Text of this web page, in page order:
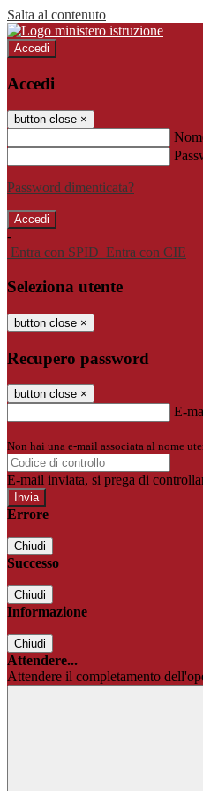
Salta al contenuto
Accedi
Accedi
button close ×
Password dimenticata?
-
Entra con SPID Entra con CIE
Seleziona utente
button close ×
Recupero password
button close ×
E-
Non hai una e-mail associata al nome
E-mail inviata, si prega di
Errore
Chiudi
Successo
Chiudi
Informazione
Chiudi
Attendere...
Attendere il completamento